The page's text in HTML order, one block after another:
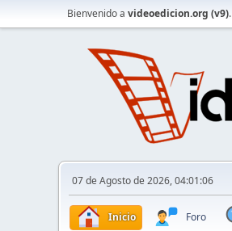
Bienvenido a videoedicion.org (v9).
07 de Agosto de 2026, 04:01:06
Inicio Foro